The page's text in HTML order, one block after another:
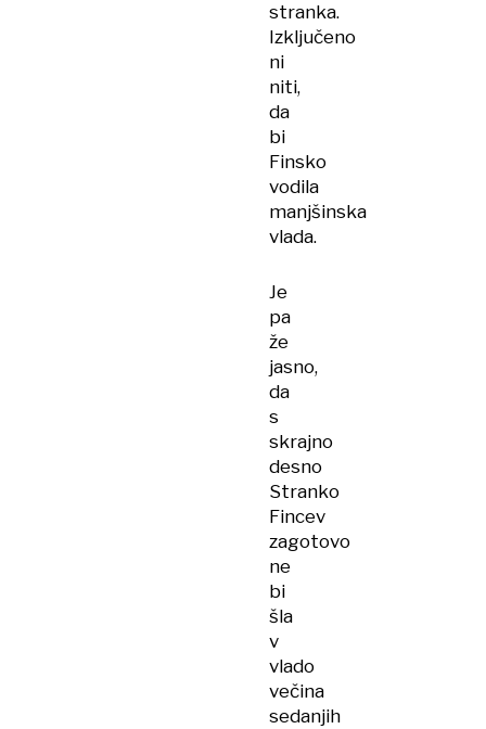
stranka.
Izključeno
ni
niti,
da
bi
Finsko
vodila
manjšinska
vlada.
Je
pa
že
jasno,
da
s
skrajno
desno
Stranko
Fincev
zagotovo
ne
bi
šla
v
vlado
večina
sedanjih